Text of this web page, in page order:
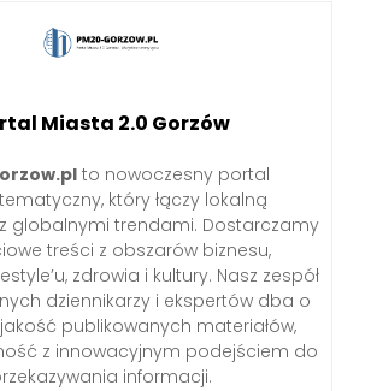
Miasta 2.0 Gorzów
to nowoczesny portal
który łączy lokalną
globalnymi trendami. Dostarczamy
treści z obszarów biznesu,
zdrowia i kultury. Nasz zespół
dziennikarzy i ekspertów dba o
publikowanych materiałów,
z innowacyjnym podejściem do
informacji.